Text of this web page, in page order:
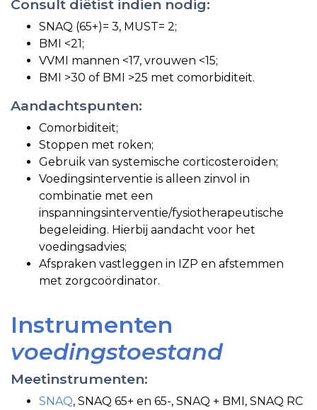
Consult diëtist indien nodig:
SNAQ (65+)= 3, MUST= 2;
BMI <21;
VVMI mannen <17, vrouwen <15;
BMI >30 of BMI >25 met comorbiditeit.
Aandachtspunten:
Comorbiditeit;
Stoppen met roken;
Gebruik van systemische corticosteroïden;
Voedingsinterventie is alleen zinvol in
combinatie met een
inspanningsinterventie/fysiotherapeutische
begeleiding. Hierbij aandacht voor het
voedingsadvies;
Afspraken vastleggen in IZP en afstemmen
met zorgcoördinator.
Instrumenten
voedingstoestand
Meetinstrumenten:
SNAQ, SNAQ 65+ en 65-, SNAQ + BMI, SNAQ RC